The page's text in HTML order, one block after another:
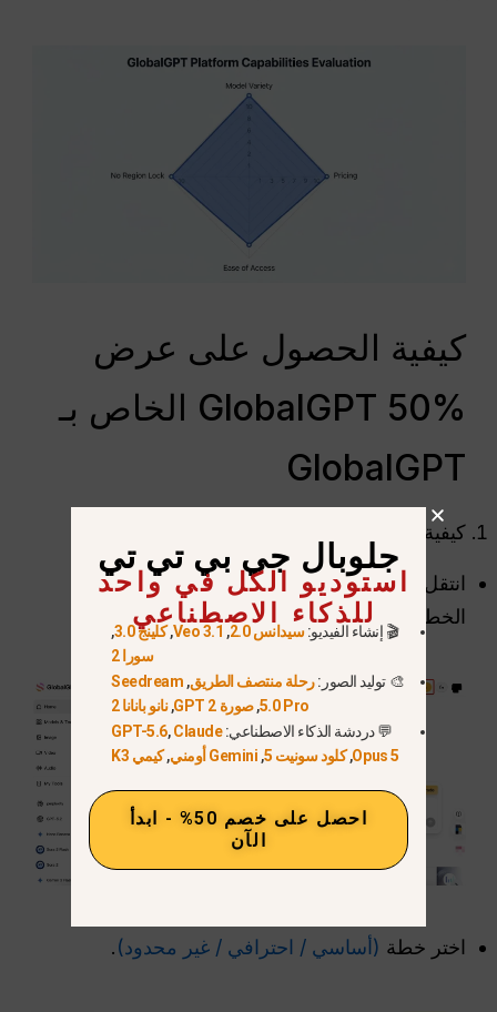
كيفية الحصول على عرض
GlobalGPT 50% الخاص بـ
GlobalGPT
كيفية المطالبة بصفقة خصم GlobalGPT 50%
انتقل إلى جلوبال جي بي تي تي
صفحة الأسعار/
الخطط
اختر خطة (أساسي / احترافي / غير محدود).
جلوبال جي بي تي تي
استوديو الكل في واحد
للذكاء الاصطناعي
🎬 إنشاء الفيديو:سيدانس 2.0 ,
Veo 3.1
,كلينج 3.0
,
سورا 2
🎨 توليد الصور:رحلة منتصف الطريق,
Seedream
5.0 Pro
,صورة GPT 2 ,نانو بانانا 2
💬 دردشة الذكاء الاصطناعي:
GPT-5.6,Claude
Opus 5
,كلود سونيت 5 , Gemini أومني ,كيمي K3
احصل على خصم 50% - ابدأ
الآن